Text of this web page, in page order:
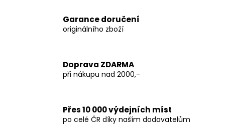
Garance doručení
originálního zboží
Doprava ZDARMA
při nákupu nad 2000,-
Přes 10 000 výdejních míst
po celé ČR díky naším dodavatelům